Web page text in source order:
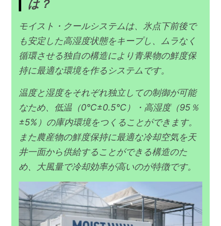
は？
モイスト・クールシステムは、氷点下前後で
も安定した高湿度状態をキープし、ムラなく
循環させる独自の構造により青果物の鮮度保
持に最適な環境を作るシステムです。
温度と湿度をそれぞれ独立しての制御が可能
なため、低温（0℃±0.5℃）・高湿度（95％
±5%）の庫内環境をつくることができます。
また農産物の鮮度保持に最適な冷却空気を天
井一面から供給することができる構造のた
め、大風量で冷却効率が高いのが特徴です。